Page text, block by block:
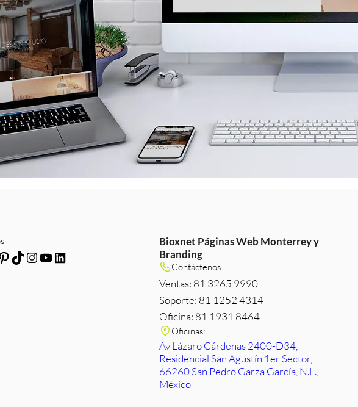
TikTok
Instagram
YouTube
LinkedIn
Bioxnet Páginas Web Monterrey y
Branding
Contáctenos
Ventas: 81 3265 9990
Soporte: 81 1252 4314
Oficina: 81 1931 8464
Oficinas:
Av Lázaro Cárdenas 2400-D34,
Residencial San Agustín 1er Sector,
66260 San Pedro Garza García, N.L.,
México